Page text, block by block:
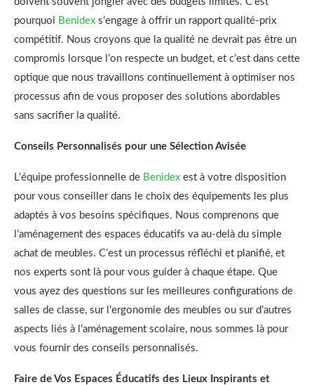
pourquoi Benidex s’engage à offrir un rapport qualité-prix
compétitif. Nous croyons que la qualité ne devrait pas être un
compromis lorsque l’on respecte un budget, et c’est dans cette
optique que nous travaillons continuellement à optimiser nos
processus afin de vous proposer des solutions abordables
sans sacrifier la qualité.
Conseils Personnalisés pour une Sélection Avisée
L’équipe professionnelle de Benidex est à votre disposition
pour vous conseiller dans le choix des équipements les plus
adaptés à vos besoins spécifiques. Nous comprenons que
l’aménagement des espaces éducatifs va au-delà du simple
achat de meubles. C’est un processus réfléchi et planifié, et
nos experts sont là pour vous guider à chaque étape. Que
vous ayez des questions sur les meilleures configurations de
salles de classe, sur l’ergonomie des meubles ou sur d’autres
aspects liés à l’aménagement scolaire, nous sommes là pour
vous fournir des conseils personnalisés.
Faire de Vos Espaces Éducatifs des Lieux Inspirants et